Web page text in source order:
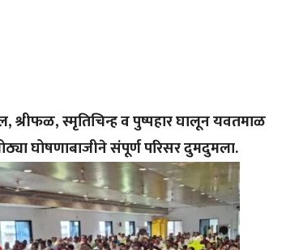
श्रीफळ, स्मृतिचिन्ह व पुष्पहार घालून यवतमाळ
घोषणाबाजीने संपूर्ण परिसर दुमदुमला.